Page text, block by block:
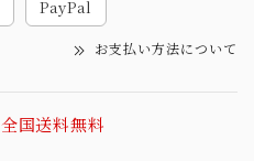
PayPal
お支払い方法について
全国送料無料